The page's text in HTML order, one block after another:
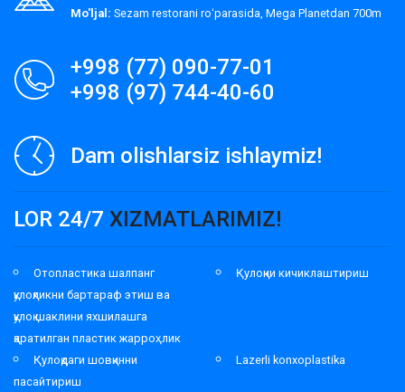
Mo'ljal: Sezam restorani roʻparasida, Mega Planetdan 700m
+998 (77) 090-77-01
+998 (97) 744-40-60
Dam olishlarsiz ishlaymiz!
LOR 24/7 XIZMATLARIMIZ!
Отопластика шалпанг
қулоқликни бартараф этиш ва
қулоқ шаклини яхшилашга
қаратилган пластик жарроҳлик
Қулоқни кичиклаштириш
Қулоқдаги шовқинни
пасайтириш
Lazerli konxoplastika